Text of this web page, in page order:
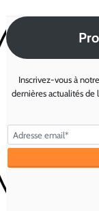
Inscrivez-vous à
dernières actualités de